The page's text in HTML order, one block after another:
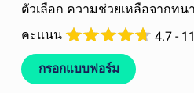
บัญชีของฉัน
ตัวเลือก ความช่วยเหลือจากทน
คะแนน
4.7 -
กรอกแบบฟอร์ม